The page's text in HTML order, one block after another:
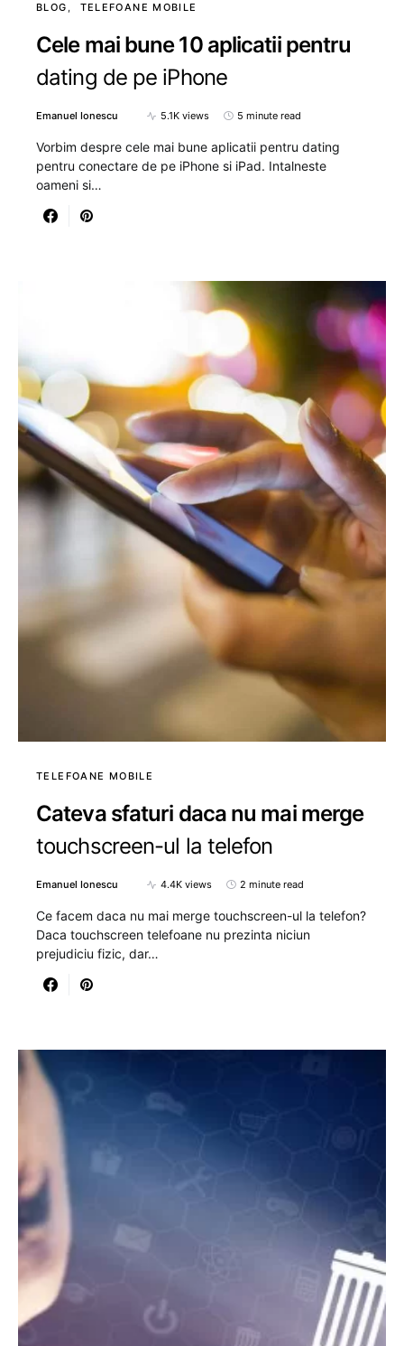
BLOG TELEFOANE MOBILE
Cele mai bune 10 aplicatii pentru
dating de pe iPhone
Emanuel Ionescu 5.1K views 5 minute read
Vorbim despre cele mai bune aplicatii pentru dating
pentru conectare de pe iPhone si iPad. Intalneste
oameni si…
TELEFOANE MOBILE
Cateva sfaturi daca nu mai merge
touchscreen-ul la telefon
Emanuel Ionescu 4.4K views 2 minute read
Ce facem daca nu mai merge touchscreen-ul la telefon?
Daca touchscreen telefoane nu prezinta niciun
prejudiciu fizic, dar…